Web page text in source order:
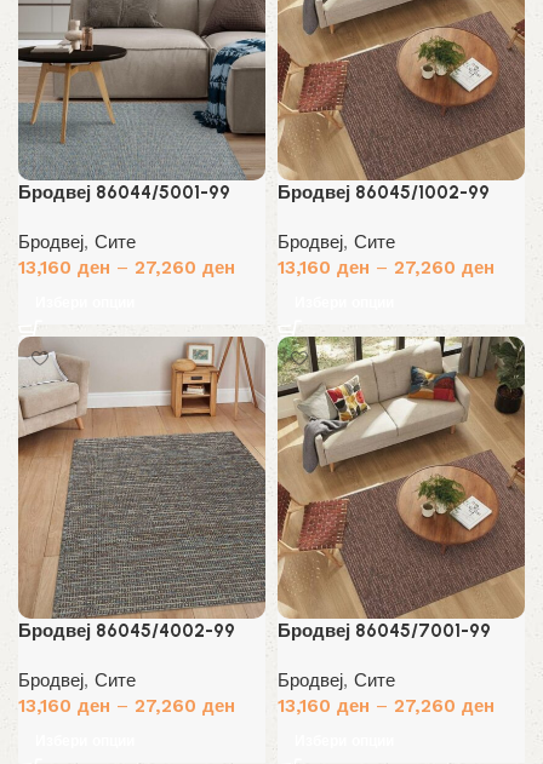
Бродвеј 86044/5001-99
Бродвеј, Сите
13,160 ден – 27,260 ден
Бродвеј 86045/1002-99
Бродвеј, Сите
13,160 ден – 27,260 ден
Бродвеј 86045/4002-99
Бродвеј, Сите
13,160 ден – 27,260 ден
Бродвеј 86045/7001-99
Бродвеј, Сите
13,160 ден – 27,260 ден